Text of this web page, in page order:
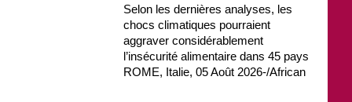
Selon les dernières analyses, les
chocs climatiques pourraient
aggraver considérablement
l’insécurité alimentaire dans 45 pays
ROME, Italie, 05 Août 2026-/African